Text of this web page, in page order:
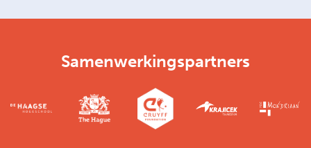
Samenwerkingspartners